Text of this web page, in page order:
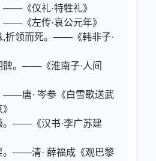
——《仪礼·特牲礼》
——《左传·哀公元年》
,折领而死。——《韩非子·
髀。——《淮南子·人间
——唐· 岑参《白雪歌送武
。——《汉书·李广苏建
。——清· 薛福成《观巴黎